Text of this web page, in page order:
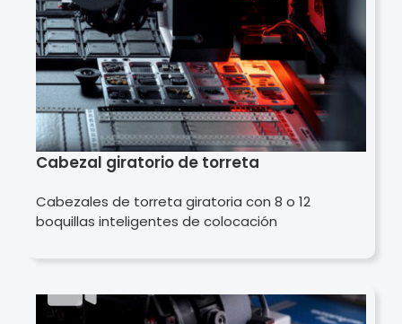
Cabezal giratorio de torreta
Cabezales de torreta giratoria con 8 o 12
boquillas inteligentes de colocación